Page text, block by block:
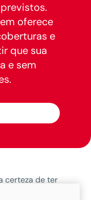
oferece
e
que sua
e sem
certeza de ter
oferece